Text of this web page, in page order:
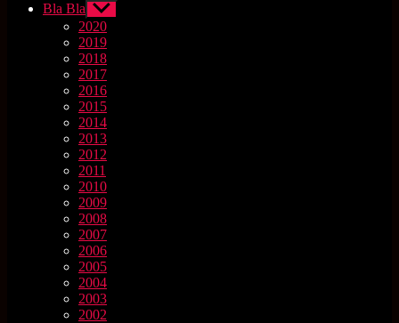
Bla Bla Untermenü
anzeigen
2020
2019
2018
2017
2016
2015
2014
2013
2012
2011
2010
2009
2008
2007
2006
2005
2004
2003
2002